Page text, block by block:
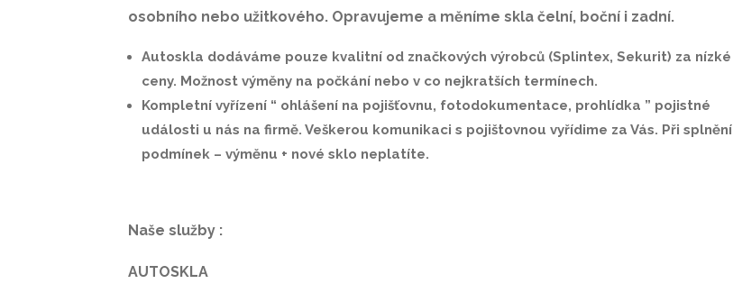
osobního nebo užitkového. Opravujeme a měníme skla čelní, boční i zadní.
Autoskla dodáváme pouze kvalitní od značkových výrobců (Splintex, Sekurit) za nízké
ceny. Možnost výměny na počkání nebo v co nejkratších termínech.
Kompletní vyřízení “ ohlášení na pojišťovnu, fotodokumentace, prohlídka ” pojistné
události u nás na firmě. Veškerou komunikaci s pojištovnou vyřídime za Vás. Při splnění
podmínek – výměnu + nové sklo neplatíte.
Naše služby :
AUTOSKLA